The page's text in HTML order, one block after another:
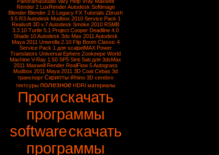
Render 2 LuxRenderAutodesk Softimage
Blender Blender 2.5 Legacy FX Tutorials Zbrush
3.5 R3 Autodesk Mudbox 2010 Service Pack 1
Realsoft 3D v.7 Autodesk Smoke 2010 RSMB
3.3.10 Turtle 5.1 Project Cooper Deadline 4.0
Shade 10Autodesk 3ds Max 2011 Autodesk
Maya 2011 Unwrella 2.10 Flip Boom Classic 4
Service Pack 1 для scalpelMAX Power
Translators Universal Ephere Zookeepe World
Machine V-Ray 1.50 SP5 Sinti Sati для 3dsMax
2011 Maxwell Render RealFlow 5Autograss
Mudbox 2011 Maya 2011 3D Coat Cebas 3d
транспорт Скрипты iRhino 3D cerebro
тектсуры полезное HDRI материалы
Прогискачать
программы
softwareскачать
программы